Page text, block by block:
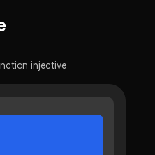
injective